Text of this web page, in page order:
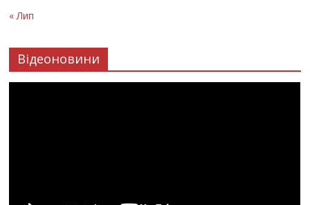
« Лип
Відеоновини